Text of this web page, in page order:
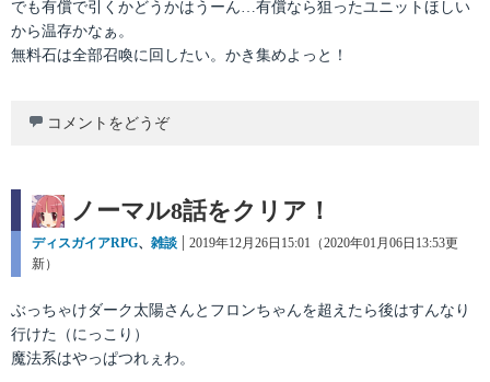
でも有償で引くかどうかはうーん…有償なら狙ったユニットほしい
から温存かなぁ。
無料石は全部召喚に回したい。かき集めよっと！
コメントをどうぞ
ノーマル8話をクリア！
カ
テ
リ
ー
ディスガイアRPG、 雑談
投
2019年12月26日15:01（2020年01月06日13:53更
新）
ぶっちゃけダーク太陽さんとフロンちゃんを超えたら後はすんなり
行けた（にっこり）
魔法系はやっぱつれぇわ。